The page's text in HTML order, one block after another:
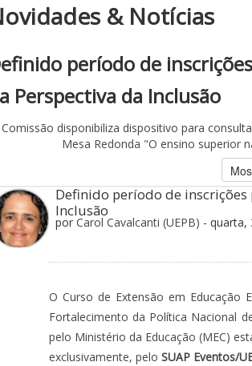
& Notícias
período de
Perspectiva da Inclusão
Comissão disponibiliza dispositivo para
Mesa Redonda "O ensino superior
Definido período de inscrições
Inclusão
por Carol Cavalcanti (UEPB) - quarta,
O Curso de Extensão em Educação
Fortalecimento da Política Nacional
pelo Ministério da Educação (MEC)
exclusivamente, pelo SUAP Eventos/